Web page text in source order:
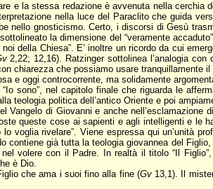
e la stessa redazione è avvenuta nella cerchia
nella luce del Paraclito che guida
nello gnosticismo. Certo, i discorsi di Gesù
la dimensione del “veramente
della Chiesa”. E’ inoltre un ricordo da cui
2,22; 12,16). Ratzinger sottolinea l’analogia con
chiarezza che possiamo usare tranquillamente il
e oggi controcorrente, ma solidamente
sono”, nel capitolo finale che riguarda le
teologia politica dell’antico Oriente e poi
Vangelo di Giovanni e anche nell’esclamazione
queste cose ai sapienti e agli intelligenti e le
rivelare”. Viene espressa qui un’unità
contiene già tutta la teologia giovannea del
volere con il Padre. In realtà il titolo “Il
è Dio.
che ama i suoi fino alla fine (Gv13,1). Il